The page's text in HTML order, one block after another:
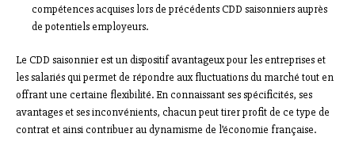
compétences acquises lors de précédents CDD saisonniers auprès
de potentiels employeurs.
Le CDD saisonnier est un dispositif avantageux pour les entreprises et
les salariés qui permet de répondre aux fluctuations du marché tout en
offrant une certaine flexibilité. En connaissant ses spécificités, ses
avantages et ses inconvénients, chacun peut tirer profit de ce type de
contrat et ainsi contribuer au dynamisme de l’économie française.